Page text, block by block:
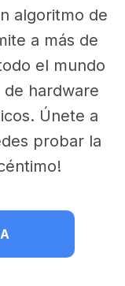
algoritmo de
a más de
el mundo
de hardware
Únete a
probar la